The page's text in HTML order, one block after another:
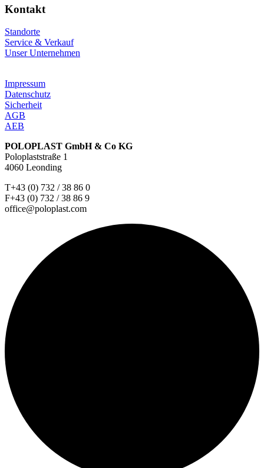
Kontakt
Standorte
Service & Verkauf
Unser Unternehmen
Impressum
Datenschutz
Sicherheit
AGB
AEB
POLOPLAST GmbH & Co KG
Poloplaststraße 1
4060 Leonding
T+43 (0) 732 / 38 86 0
F+43 (0) 732 / 38 86 9
office@poloplast.com